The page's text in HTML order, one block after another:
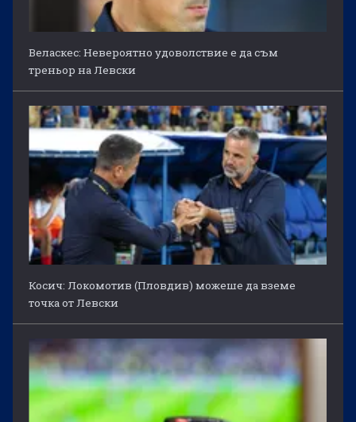
Веласкес: Невероятно удоволствие е да съм
треньор на Левски
Косич: Локомотив (Пловдив) можеше да вземе
точка от Левски